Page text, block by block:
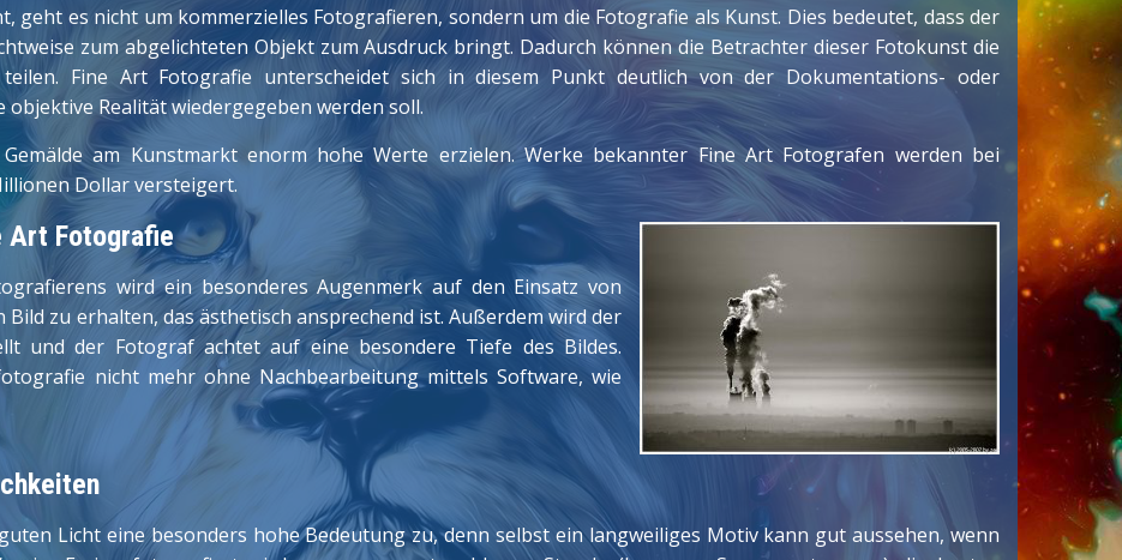
geht es nicht um kommerzielles Fotografieren, sondern um die Fotografie als Kunst. Dies bedeutet, dass der
zum abgelichteten Objekt zum Ausdruck bringt. Dadurch können die Betrachter dieser Fotokunst die
Fine Art Fotografie unterscheidet sich in diesem Punkt deutlich von der Dokumentations- oder
Realität wiedergegeben werden soll.
am Kunstmarkt enorm hohe Werte erzielen. Werke bekannter Fine Art Fotografen werden bei
Dollar versteigert.
Art Fotografie
wird ein besonderes Augenmerk auf den Einsatz von
Bild zu erhalten, das ästhetisch ansprechend ist. Außerdem wird der
und der Fotograf achtet auf eine besondere Tiefe des Bildes.
nicht mehr ohne Nachbearbeitung mittels Software, wie
Licht eine besonders hohe Bedeutung zu, denn selbst ein langweiliges Motiv kann gut aussehen, wenn